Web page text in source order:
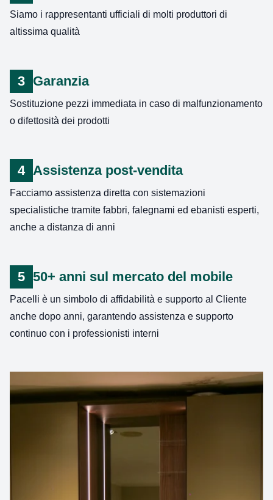
Siamo i rappresentanti ufficiali di molti produttori di
altissima qualità
3 Garanzia
Sostituzione pezzi immediata in caso di malfunzionamento
o difettosità dei prodotti
4 Assistenza post-vendita
Facciamo assistenza diretta con sistemazioni
specialistiche tramite fabbri, falegnami ed ebanisti esperti,
anche a distanza di anni
5 50+ anni sul mercato del mobile
Pacelli è un simbolo di affidabilità e supporto al Cliente
anche dopo anni, garantendo assistenza e supporto
continuo con i professionisti interni